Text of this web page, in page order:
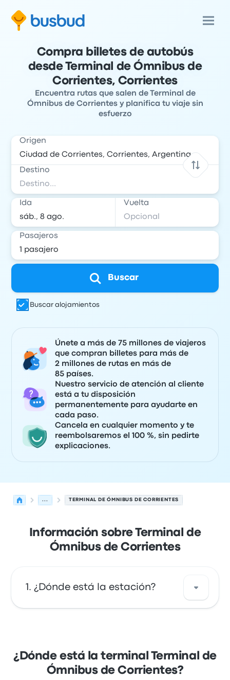
Compra billetes de autobús
desde Terminal de Ómnibus de
Corrientes, Corrientes
Encuentra rutas que salen de Terminal de
Ómnibus de Corrientes y planifica tu viaje sin
esfuerzo
Origen
Destino
Ida Vuelta
Pasajeros
Buscar
Buscar alojamientos
Únete a más de 75 millones de viajeros
que compran billetes para más de
2 millones de rutas en más de
85 países.
Nuestro servicio de atención al cliente
está a tu disposición
permanentemente para ayudarte en
cada paso.
Cancela en cualquier momento y te
reembolsaremos el 100 %, sin pedirte
explicaciones.
... TERMINAL DE ÓMNIBUS DE CORRIENTES
Información sobre Terminal de
Ómnibus de Corrientes
¿Dónde está la estación?
2500 W3408HSY Corrientes Argentina. Mira
la ubicación de esta parada de autobús de
Ciudad de Corrientes en un mapa.
¿Dónde está la terminal Terminal de
Ómnibus de Corrientes?